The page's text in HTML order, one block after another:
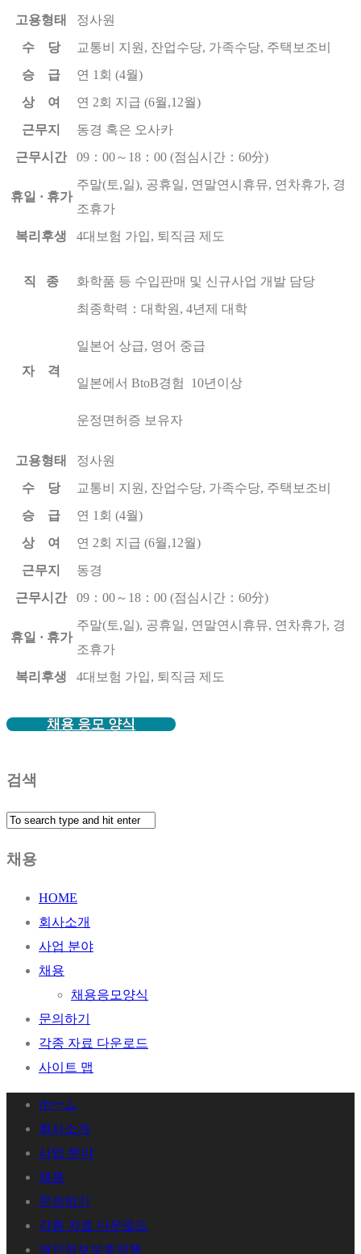
고용형태
정사원
수 당
교통비 지원, 잔업수당, 가족수당, 주택보조비
승 급
연 1회 (4월)
상 여
연 2회 지급 (6월,12월)
근무지
동경 혹은 오사카
근무시간
09：00～18：00 (점심시간：60分)
휴일 · 휴가
주말(토,일), 공휴일, 연말연시휴뮤, 연차휴가, 경
조휴가
복리후생
4대보험 가입, 퇴직금 제도
직 종 화학품 등 수입판매 및 신규사업 개발 담당
자 격
최종학력：대학원, 4년제 대학
일본어 상급, 영어 중급
일본에서 BtoB경험 10년이상
운정면허증 보유자
고용형태
정사원
수 당
교통비 지원, 잔업수당, 가족수당, 주택보조비
승 급
연 1회 (4월)
상 여
연 2회 지급 (6월,12월)
근무지
동경
근무시간
09：00～18：00 (점심시간：60分)
휴일 · 휴가
주말(토,일), 공휴일, 연말연시휴뮤, 연차휴가, 경
조휴가
복리후생
4대보험 가입, 퇴직금 제도
채용 응모 양식
검색
채용
HOME
회사소개
사업 분야
채용
채용응모양식
문의하기
각종 자료 다운로드
사이트 맵
ホーム
회사소개
사업 분야
채용
문의하기
각종 자료 다운로드
개인정보보호정책